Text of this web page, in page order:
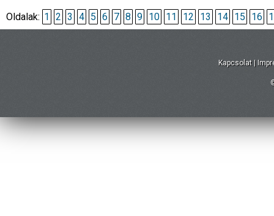
Oldalak: 1 2 3 4 5 6 7 8 9 10 11 12 13 14 15 16
Kapcsolat |